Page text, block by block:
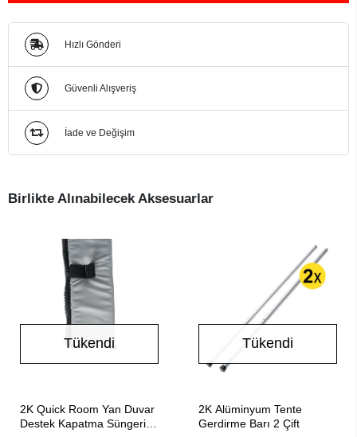
Hızlı Gönderi
Güvenli Alışveriş
İade ve Değişim
Birlikte Alınabilecek Aksesuarlar
Tükendi
2K Quick Room Yan Duvar
Destek Kapatma Süngeri
Tükendi
2K Alüminyum Tente
Gerdirme Barı 2 Çift